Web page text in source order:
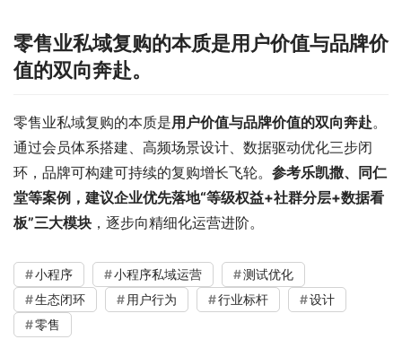
零售业私域复购的本质是用户价值与品牌价
值的双向奔赴。
零售业私域复购的本质是用户价值与品牌价值的双向奔赴。
通过会员体系搭建、高频场景设计、数据驱动优化三步闭
环，品牌可构建可持续的复购增长飞轮。 参考乐凯撒、同仁
堂等案例，建议企业优先落地“等级权益+社群分层+数据看
板”三大模块 ，逐步向精细化运营进阶。
小程序 小程序私域运营
测试优化
生态闭环
用户行为 行业标杆
设计
零售